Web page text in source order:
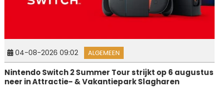
04-08-2026 09:02 ALGEMEEN
Nintendo Switch 2 Summer Tour strijkt op 6 augustus
neer in Attractie- & Vakantiepark Slagharen